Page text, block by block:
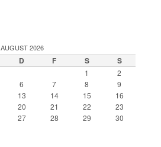
AUGUST 2026
D F S S
1
2
6 7 8
9
13 14 15
16
20 21 22
23
27 28 29
30